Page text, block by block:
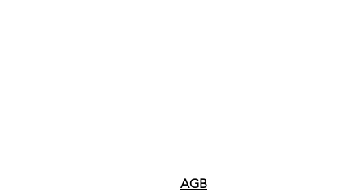
AGB